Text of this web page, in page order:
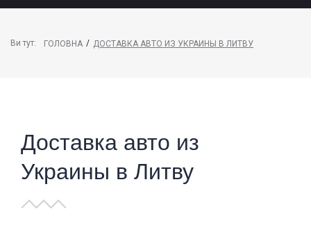
Ви тут: ГОЛОВНА / ДОСТАВКА АВТО ИЗ УКРАИНЫ В ЛИТВУ
Доставка авто из
Украины в Литву